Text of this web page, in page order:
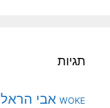
תגיות
WOKE אבי הראל